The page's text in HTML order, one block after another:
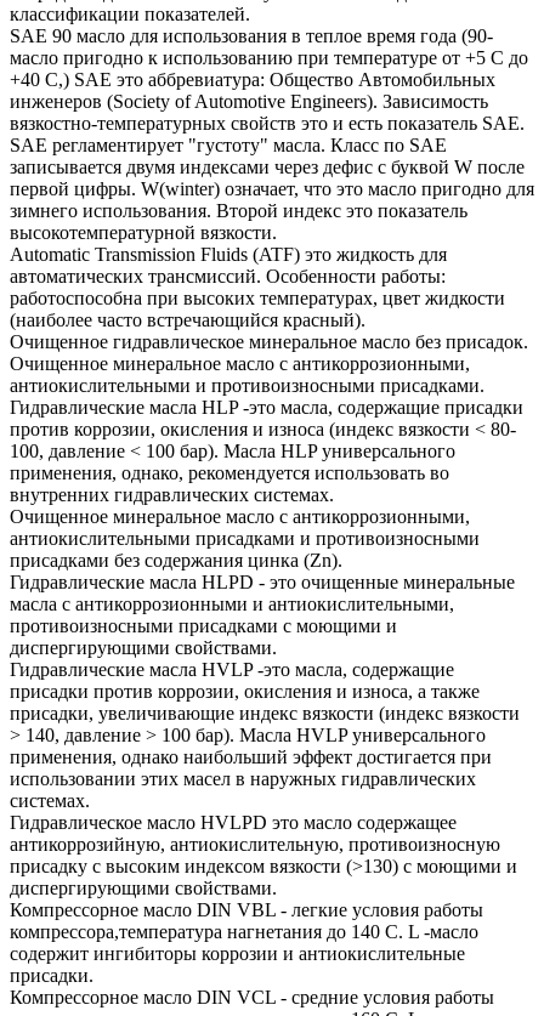
классификации показателей.
SAE 90 масло для использования в теплое время года (90-
масло пригодно к использованию при температуре от +5 С до
+40 С,) SAE это аббревиатура: Общество Автомобильных
инженеров (Society of Automotive Engineers). Зависимость
вязкостно-температурных свойств это и есть показатель SAE.
SAE регламентирует "густоту" масла. Класс по SAE
записывается двумя индексами через дефис с буквой W после
первой цифры. W(winter) означает, что это масло пригодно для
зимнего использования. Второй индекс это показатель
высокотемпературной вязкости.
Automatic Transmission Fluids (ATF) это жидкость для
автоматических трансмиссий. Особенности работы:
работоспособна при высоких температурах, цвет жидкости
(наиболее часто встречающийся красный).
Очищенное гидравлическое минеральное масло без присадок.
Очищенное минеральное масло с антикоррозионными,
антиокислительными и противоизносными присадками.
Гидравлические масла HLP -это масла, содержащие присадки
против коррозии, окисления и износа (индекс вязкости < 80-
100, давление < 100 бар). Масла HLP универсального
применения, однако, рекомендуется использовать во
внутренних гидравлических системах.
Очищенное минеральное масло с антикоррозионными,
антиокислительными присадками и противоизносными
присадками без содержания цинка (Zn).
Гидравлические масла HLPD - это очищенные минеральные
масла с антикоррозионными и антиокислительными,
противоизносными присадками с моющими и
диспергирующими свойствами.
Гидравлические масла HVLP -это масла, содержащие
присадки против коррозии, окисления и износа, а также
присадки, увеличивающие индекс вязкости (индекс вязкости
> 140, давление > 100 бар). Масла HVLP универсального
применения, однако наибольший эффект достигается при
использовании этих масел в наружных гидравлических
системах.
Гидравлическое масло HVLPD это масло содержащее
антикоррозийную, антиокислительную, противоизносную
присадку с высоким индексом вязкости (>130) с моющими и
диспергирующими свойствами.
Компрессорное масло DIN VBL - легкие условия работы
компрессора,температура нагнетания до 140 С. L -масло
содержит ингибиторы коррозии и антиокислительные
присадки.
Компрессорное масло DIN VCL - средние условия работы